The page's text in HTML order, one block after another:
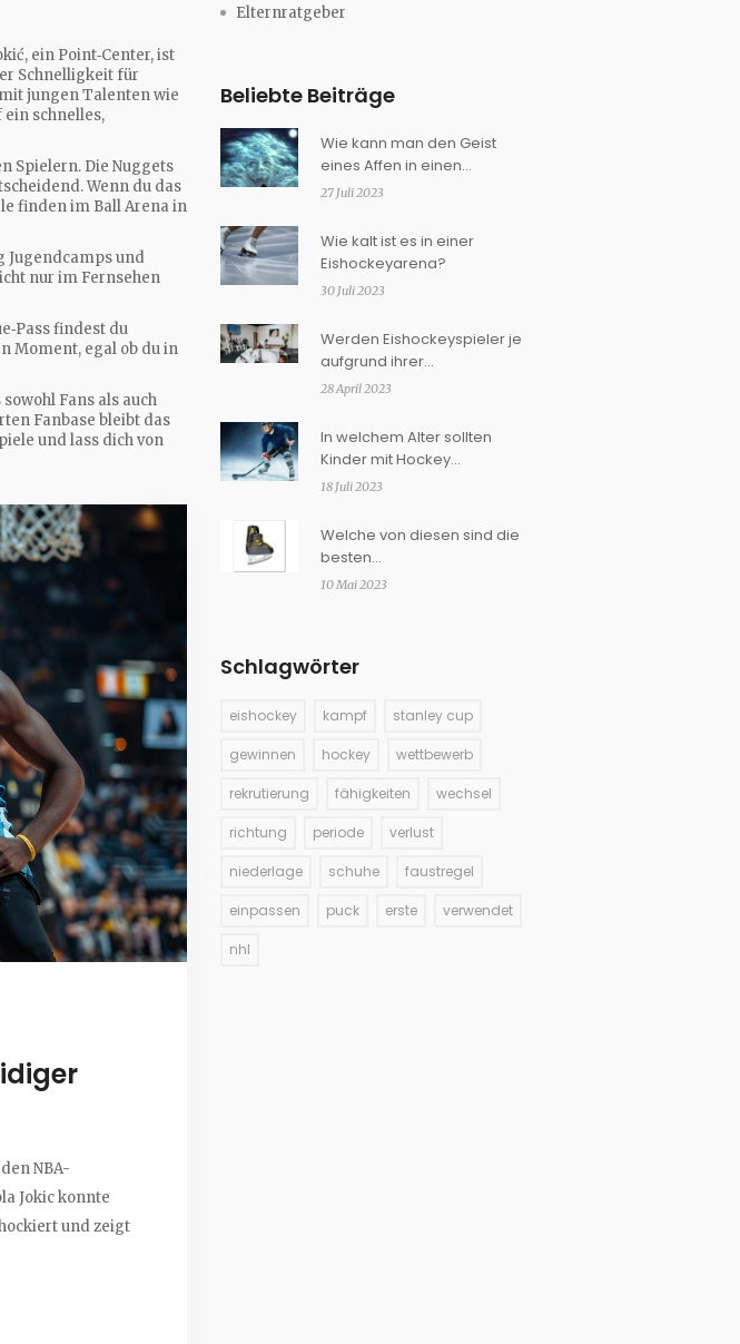
ein Point‑Center, ist
Schnelligkeit für
jungen Talenten wie
schnelles,
Spielern. Die Nuggets
Wenn du das
finden im Ball Arena in
Jugendcamps und
nur im Fernsehen
findest du
Moment, egal ob du in
Fans als auch
Fanbase bleibt das
und lass dich von
NBA-
Jokic konnte
und zeigt
Elternratgeber
Beliebte Beiträge
Wie kann man den Geist
eines Affen in einen
fokussierten Geist
27 Juli 2023
Wie kalt ist es in einer
Eishockeyarena?
30 Juli 2023
Werden Eishockeyspieler je
aufgrund ihrer
Kampffähigkeiten rekrutiert?
28 April 2023
In welchem Alter sollten
Kinder mit Hockey
beginnen?
18 Juli 2023
Welche von diesen sind die
besten
Hockeyschlittschuhe?
10 Mai 2023
Schlagwörter
eishockey kampf stanley cup
gewinnen hockey wettbewerb
rekrutierung fähigkeiten wechsel
richtung periode verlust
niederlage schuhe faustregel
einpassen puck erste verwendet
nhl